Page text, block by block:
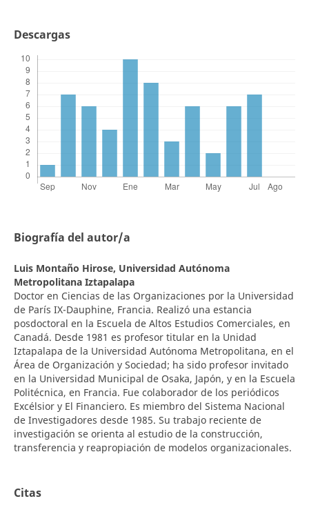
Descargas
Biografía del autor/a
Luis Montaño Hirose, Universidad Autónoma
Metropolitana Iztapalapa
Doctor en Ciencias de las Organizaciones por la Universidad
de París IX-Dauphine, Francia. Realizó una estancia
posdoctoral en la Escuela de Altos Estudios Comerciales, en
Canadá. Desde 1981 es profesor titular en la Unidad
Iztapalapa de la Universidad Autónoma Metropolitana, en el
Área de Organización y Sociedad; ha sido profesor invitado
en la Universidad Municipal de Osaka, Japón, y en la Escuela
Politécnica, en Francia. Fue colaborador de los periódicos
Excélsior y El Financiero. Es miembro del Sistema Nacional
de Investigadores desde 1985. Su trabajo reciente de
investigación se orienta al estudio de la construcción,
transferencia y reapropiación de modelos organizacionales.
Citas